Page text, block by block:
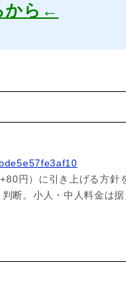
から←
円）に引き上げる方針
断。小人・中人料金は